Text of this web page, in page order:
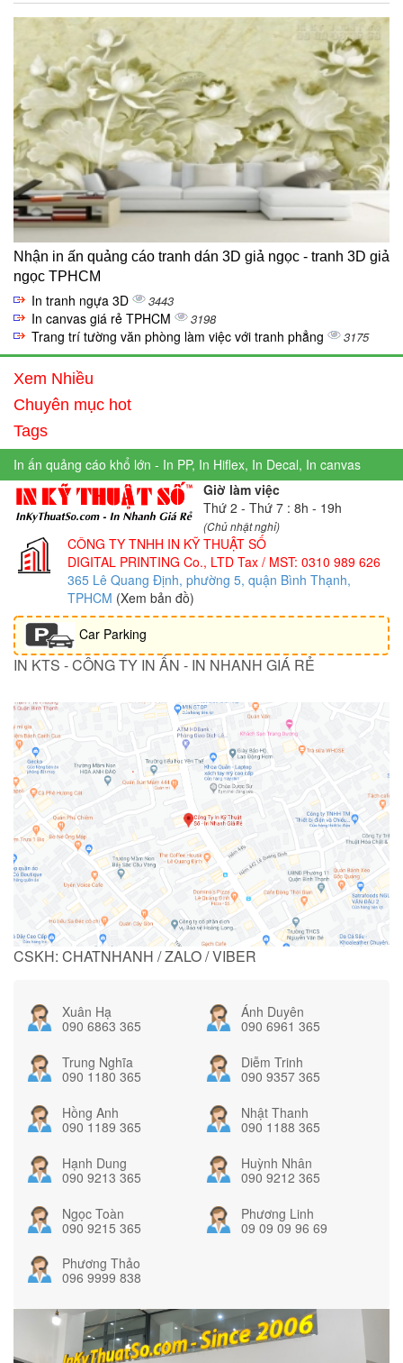
Nhận in ấn quảng cáo tranh dán 3D giả ngọc - tranh 3D giả
ngọc TPHCM
In tranh ngựa 3D 3443
In canvas giá rẻ TPHCM 3198
Trang trí tường văn phòng làm việc với tranh phẳng 3175
Xem Nhiều
Chuyên mục hot
Tags
In ấn quảng cáo khổ lớn - In PP, In Hiflex, In Decal, In canvas
Giờ làm việc
Thứ 2 - Thứ 7 : 8h - 19h
(Chủ nhật nghỉ)
CÔNG TY TNHH IN KỸ THUẬT SỐ
DIGITAL PRINTING Co., LTD Tax / MST: 0310 989 626
365 Lê Quang Định, phường 5, quận Bình Thạnh,
TPHCM (Xem bản đồ)
Car Parking
IN KTS - CÔNG TY IN ẤN - IN NHANH GIÁ RẺ
CSKH: CHATNHANH / ZALO / VIBER
Xuân Hạ
090 6863 365
Ánh Duyên
090 6961 365
Trung Nghĩa
090 1180 365
Diễm Trinh
090 9357 365
Hồng Anh
090 1189 365
Nhật Thanh
090 1188 365
Hạnh Dung
090 9213 365
Huỳnh Nhân
090 9212 365
Ngọc Toàn
090 9215 365
Phương Linh
09 09 09 96 69
Phương Thảo
096 9999 838